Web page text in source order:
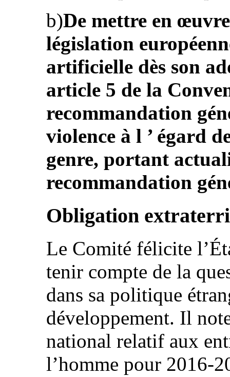
b)De mettre en
législation
artificielle dès son
article 5 de la
recommandation
violence à l ’ égard
genre, portant
recommandation
Obligation
Le Comité félicite
tenir compte de la
dans sa politique
développement. Il
national relatif aux
l’homme pour 2016-